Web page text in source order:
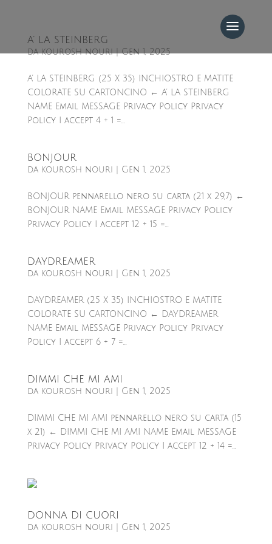
A’ LA STEINBERG
dakourosh nouri|Gen 1, 2025
A’ LA STEINBERG (25 X 35) INCHIOSTRO E MATITE
COLORATE SU CARTONCINO ← A’ LA STEINBERG
NAME Email MESSAGE Privacy Policy Privacy
Policy I accept 4 + 1 =...
BONJOUR
da kourosh nouri Gen 1, 2025
BONJOUR pennarello nero su carta (21 x 29,7) ←
BONJOUR NAME Email MESSAGE Privacy Policy
Privacy Policy I accept 12 + 15 =...
DAYDREAMER
da kourosh nouri Gen 1, 2025
DAYDREAMER (25 X 35) INCHIOSTRO E MATITE
COLORATE SU CARTONCINO ← DAYDREAMER
NAME Email MESSAGE Privacy Policy Privacy
Policy I accept 6 + 7 =...
DIMMI CHE MI AMI
da kourosh nouri Gen 1, 2025
DIMMI CHE MI AMI pennarello nero su carta (15
x 21) ← DIMMI CHE MI AMI NAME Email MESSAGE
Privacy Policy Privacy Policy I accept 12 + 14 =...
DONNA DI CUORI
da kourosh nouri Gen 1, 2025